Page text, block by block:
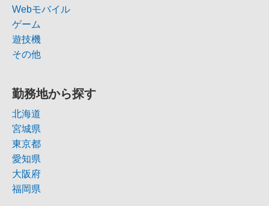
Webモバイル
ゲーム
遊技機
その他
勤務地から探す
北海道
宮城県
東京都
愛知県
大阪府
福岡県